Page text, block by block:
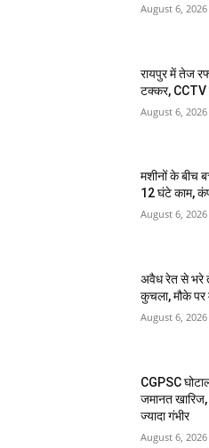
August 6, 2026
रायपुर में तेज
टक्कर, CCTV
August 6, 2026
मशीनों के बीच
12 घंटे काम,
August 6, 2026
अवैध रेत से भरे
कुचला, मौके पर
August 6, 2026
CGPSC
जमानत खारिज,
ज्यादा गंभीर
August 6, 2026